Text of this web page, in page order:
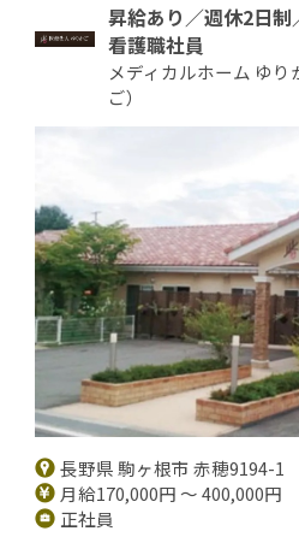
昇給あり／週休2日
看護職社員
メディカルホーム ゆ
ご）
長野県 駒ヶ根市 赤穂9194-1
月給170,000円 ～ 400,000円
正社員